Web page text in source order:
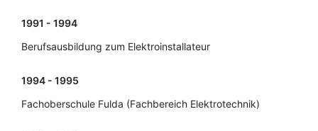
1991 - 1994
Berufsausbildung zum Elektroinstallateur
1994 - 1995
Fachoberschule Fulda (Fachbereich Elektrotechnik)